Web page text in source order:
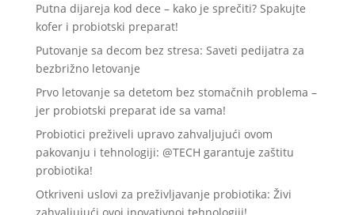
Putna dijareja kod dece – kako je sprečiti? Spakujte
kofer i probiotski preparat!
Putovanje sa decom bez stresa: Saveti pedijatra za
bezbrižno letovanje
Prvo letovanje sa detetom bez stomačnih problema –
jer probiotski preparat ide sa vama!
Probiotici preživeli upravo zahvaljujući ovom
pakovanju i tehnologiji: @TECH garantuje zaštitu
probiotika!
Otkriveni uslovi za preživljavanje probiotika: Živi